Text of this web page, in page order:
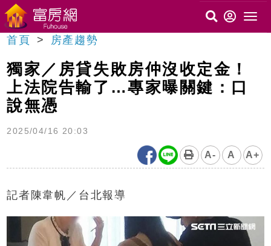
首頁 房產趨勢
獨家／房貸失敗房仲沒收定金！
上法院告輸了…專家曝關鍵：口
說無憑
2025/04/16 20:03
A- A A+
記者陳韋帆／台北報導